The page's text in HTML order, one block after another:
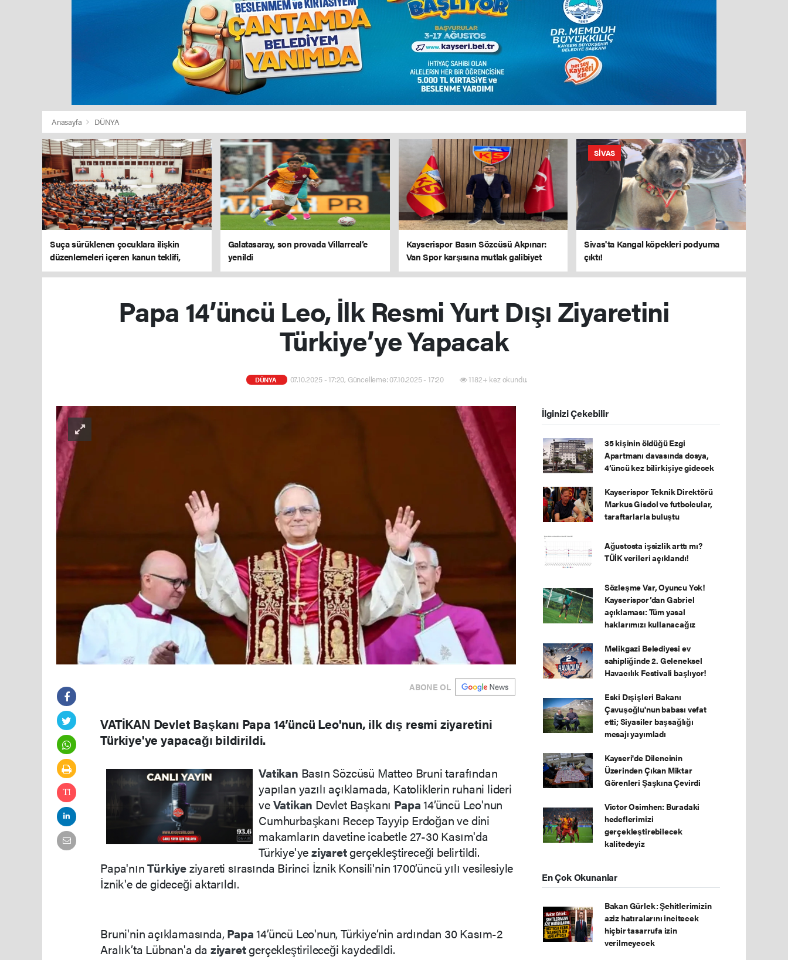
Anasayfa DÜNYA
Suça sürüklenen çocuklara ilişkin
düzenlemeleri içeren kanun teklifi,
TBMM Genel Kurulu'nda kabul edildi
Galatasaray, son provada Villarreal’e
yenildi
Kayserispor Basın Sözcüsü Akpınar:
Van Spor karşısına mutlak galibiyet
parolasıyla çıkıyoruz
SIVAS
Sivas'ta Kangal köpekleri podyuma
çıktı!
Papa 14’üncü Leo, İlk Resmi Yurt Dışı Ziyaretini
Türkiye’ye Yapacak
DÜNYA 07.10.2025 - 17:20, Güncelleme: 07.10.2025 - 17:20 1182+ kez okundu.
ABONE OL
VATİKAN Devlet Başkanı Papa 14’üncü Leo'nun, ilk dış resmi ziyaretini
Türkiye'ye yapacağı bildirildi.
Vatikan Basın Sözcüsü Matteo Bruni tarafından
yapılan yazılı açıklamada, Katoliklerin ruhani lideri
veVatikan Devlet Başkanı Papa14’üncü Leo'nun
Cumhurbaşkanı Recep Tayyip Erdoğan ve dini
makamların davetine icabetle 27-30 Kasım'da
Türkiye'yeziyaretgerçekleştireceği belirtildi.
Papa'nınTürkiyeziyareti sırasında Birinci İznik Konsili'nin 1700’üncü yılı vesilesiyle
İznik'e de gideceği aktarıldı.
Bruni'nin açıklamasında,Papa14’üncü Leo'nun, Türkiye’nin ardından 30 Kasım-2
Aralık’ta Lübnan'a da ziyaretgerçekleştirileceği kaydedildi.
İlginizi Çekebilir
35 kişinin öldüğü Ezgi
Apartmanı davasında dosya,
4’üncü kez bilirkişiye gidecek
Kayserispor Teknik Direktörü
Markus Gisdol ve futbolcular,
taraftarlarla buluştu
Ağustosta işsizlik arttı mı?
TÜİK verileri açıklandı!
Sözleşme Var, Oyuncu Yok!
Kayserispor’dan Gabriel
açıklaması: Tüm yasal
haklarımızı kullanacağız
Melikgazi Belediyesi ev
sahipliğinde 2. Geleneksel
Havacılık Festivali başlıyor!
Eski Dışişleri Bakanı
Çavuşoğlu'nun babası vefat
etti; Siyasiler başsağlığı
mesajı yayımladı
Kayseri'de Dilencinin
Üzerinden Çıkan Miktar
Görenleri Şaşkına Çevirdi
Victor Osimhen: Buradaki
hedeflerimizi
gerçekleştirebilecek
kalitedeyiz
En Çok Okunanlar
Bakan Gürlek: Şehitlerimizin
aziz hatıralarını incitecek
hiçbir tasarrufa izin
verilmeyecek